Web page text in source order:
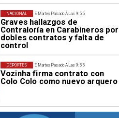
El Martes Pasado A Las 9:55
Graves hallazgos de
Contraloría en Carabineros por
dobles contratos y falta de
control
NACIONAL
El Martes Pasado A Las 9:55
Vozinha firma contrato con
Colo Colo como nuevo arquero
DEPORTES